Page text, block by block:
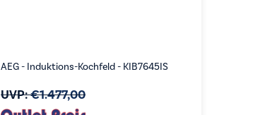
AEG - Induktions-Kochfeld - KIB7645IS
UVP:€1.477,00